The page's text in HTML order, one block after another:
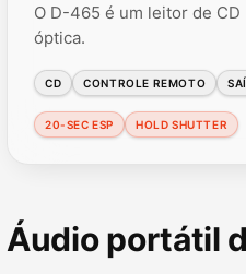
O D-465 é um leitor de
óptica.
CD CONTROLE REMOTO
20-SEC ESP HOLD SHUTTER
Áudio portátil